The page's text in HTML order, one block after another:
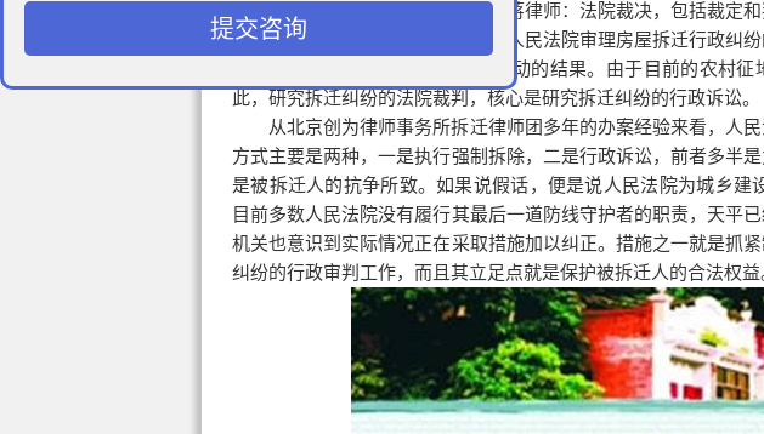
拆迁律师
蒋律师：法院裁决，包括裁定
讼活动的结果。其中，行政裁判是人民法院审理房屋拆迁行政纠
院审理房屋拆迁民事纠纷的诉讼活动的结果。由于目前的农村
此，研究拆迁纠纷的法院裁判，核心是研究拆迁纠纷的行政诉讼。
从北京创为律师事务所拆迁律师团多年的办案经验来看，人
方式主要是两种，一是执行强制拆除，二是行政诉讼，前者多半
是被拆迁人的抗争所致。如果说假话，便是说人民法院为城乡建
目前多数人民法院没有履行其最后一道防线守护者的职责，天平
机关也意识到实际情况正在采取措施加以纠正。措施之一就是抓
纠纷的行政审判工作，而且其立足点就是保护被拆迁人的合法权益
提交咨询